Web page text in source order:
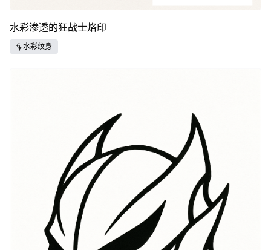
水彩渗透的狂战士烙印
水彩纹身